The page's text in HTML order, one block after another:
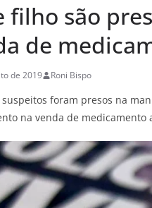
filho são
de
de 2019 Roni Bispo
foram presos na
na venda de medicamento